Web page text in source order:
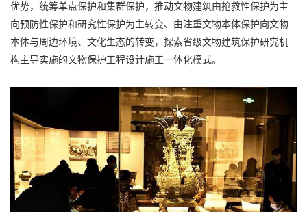
优势，统筹单点保护和集群保护，推动文物建筑由抢救性保护为主
向预防性保护和研究性保护为主转变、由注重文物本体保护向文物
本体与周边环境、文化生态的转变，探索省级文物建筑保护研究机
构主导实施的文物保护工程设计施工一体化模式。